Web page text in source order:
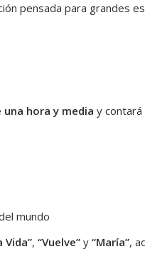
pensada para grandes
una hora y media y contará
mundo
Vida”, “Vuelve” y “María”,